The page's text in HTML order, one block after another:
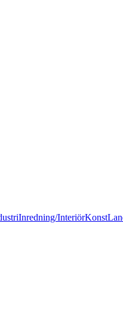
Inredning/InteriörKonst